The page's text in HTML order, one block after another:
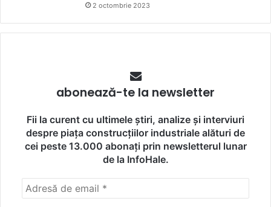
2 octombrie 2023
abonează-te la newsletter
Fii la curent cu ultimele știri, analize și interviuri
despre piața construcțiilor industriale alături de
cei peste 13.000 abonați prin newsletterul lunar
de la InfoHale.